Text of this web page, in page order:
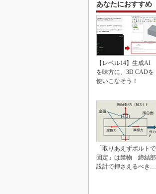
あなたにおすすめ
【レベル14】生成AI
を味方に、3D CADを
使いこなそう！
「取りあえずボルトで
固定」は禁物 締結部
設計で押さえるべき基